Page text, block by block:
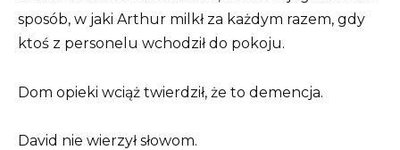
sposób, w jaki Arthur milkł za każdym razem, gdy
ktoś z personelu wchodził do pokoju.
Dom opieki wciąż twierdził, że to demencja.
David nie wierzył słowom.